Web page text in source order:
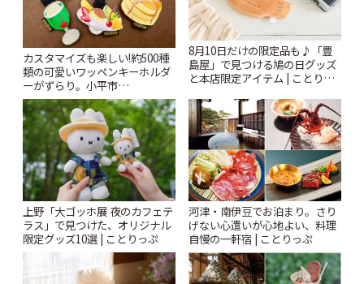
カスタマイズも楽しい!約500種
類の可愛いワッペンキーホルダ
ーがずらり。小平市
「Kimamaya T&K」 | ことりっ
ぷ
8月10日だけの限定品も♪「豊
島屋」で見つける鳩の日グッズ
と本店限定アイテム | ことりっ
上野「大ゴッホ展 夜のカフェテ
ラス」で見つけた、オリジナル
限定グッズ10選 | ことりっぷ
河津・南伊豆でお泊まり。さり
げない心遣いが心地よい、料理
自慢の一軒宿 | ことりっぷ